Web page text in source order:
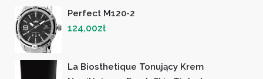
Perfect M120-2
124,00zł
La Biosthetique Tonujący Krem